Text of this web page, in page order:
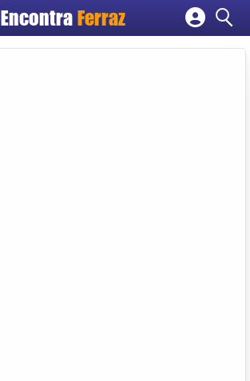
Encontra Ferraz
Cadastrar empresa